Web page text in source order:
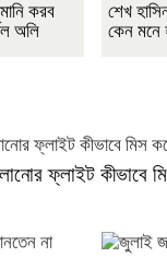
করব
অলি
শেখ
কেন মনে
ফ্লাইট কীভাবে